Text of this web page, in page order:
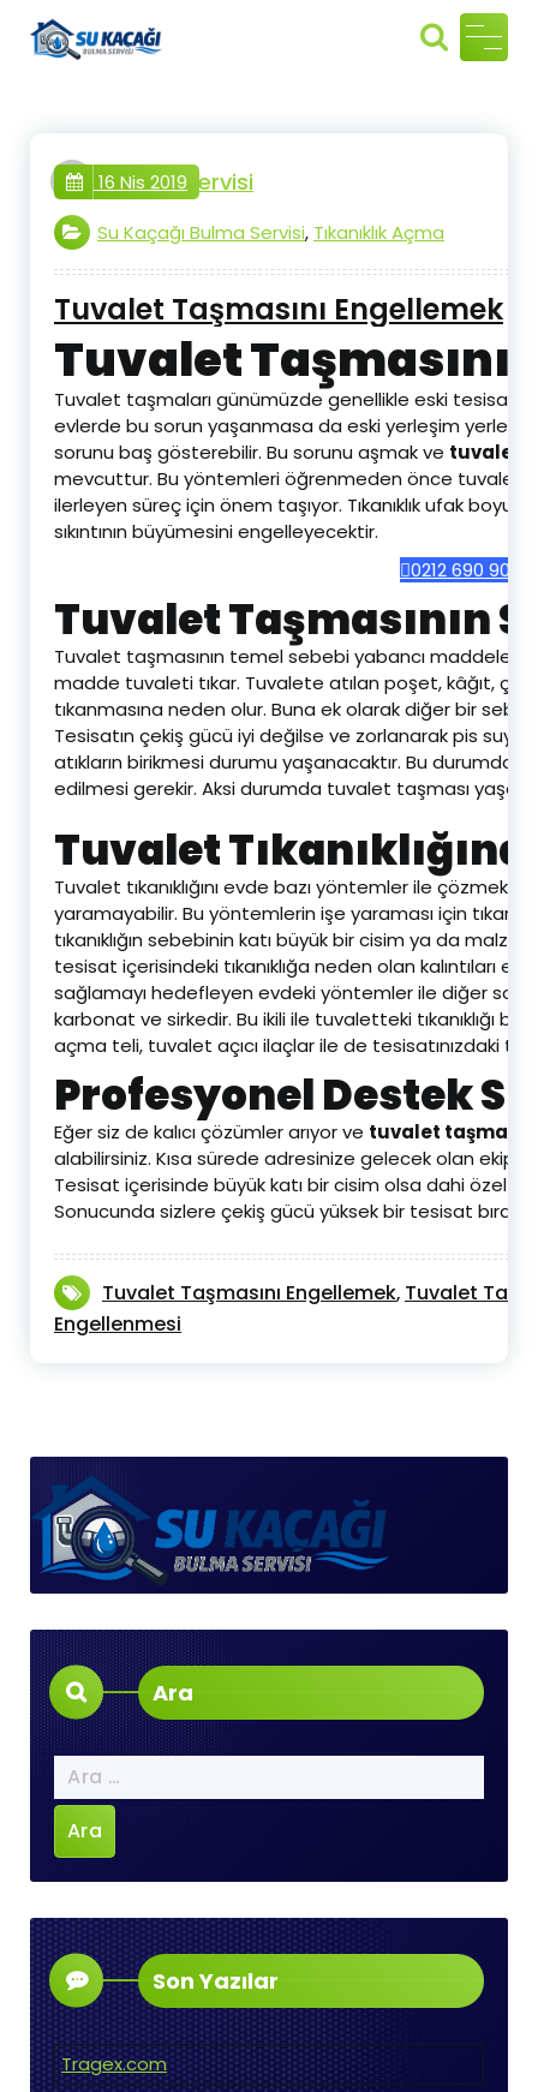
geç
tesisat.servisi
16 Nis 2019
Su Kaçağı Bulma Servisi, Tıkanıklık Açma
Tuvalet Taşmasını Engellemek
Tuvalet Taşmasını
Tuvalet taşmaları günümüzde genellikle eski tesisata
evlerde bu sorun yaşanmasa da eski yerleşim
sorunu baş gösterebilir. Bu sorunu aşmak ve tuvalet
mevcuttur. Bu yöntemleri öğrenmeden önce
ilerleyen süreç için önem taşıyor. Tıkanıklık ufak
sıkıntının büyümesini engelleyecektir.
0212 690 90 69
Tuvalet Taşmasının
Tuvalet taşmasının temel sebebi yabancı
madde tuvaleti tıkar. Tuvalete atılan poşet, kâğıt,
tıkanmasına neden olur. Buna ek olarak diğer bir
Tesisatın çekiş gücü iyi değilse ve zorlanarak pis
atıkların birikmesi durumu yaşanacaktır. Bu
edilmesi gerekir. Aksi durumda tuvalet taşması
Tuvalet
Tuvalet tıkanıklığını evde bazı yöntemler ile
yaramayabilir. Bu yöntemlerin işe yaraması için
tıkanıklığın sebebinin katı büyük bir cisim ya da
tesisat içerisindeki tıkanıklığa neden olan kalıntıları
sağlamayı hedefleyen evdeki yöntemler ile diğer
karbonat ve sirkedir. Bu ikili ile tuvaletteki tıkanıklığı
açma teli, tuvalet açıcı ilaçlar ile de tesisatınızdaki
Profesyonel Destek
Eğer siz de kalıcı çözümler arıyor ve tuvalet
alabilirsiniz. Kısa sürede adresinize gelecek olan
Tesisat içerisinde büyük katı bir cisim olsa dahi özel
Sonucunda sizlere çekiş gücü yüksek bir tesisat
Tuvalet Taşmasını Engellemek, Tuvalet
Engellenmesi
Ara
Arama:
Son Yazılar
Tragex.com